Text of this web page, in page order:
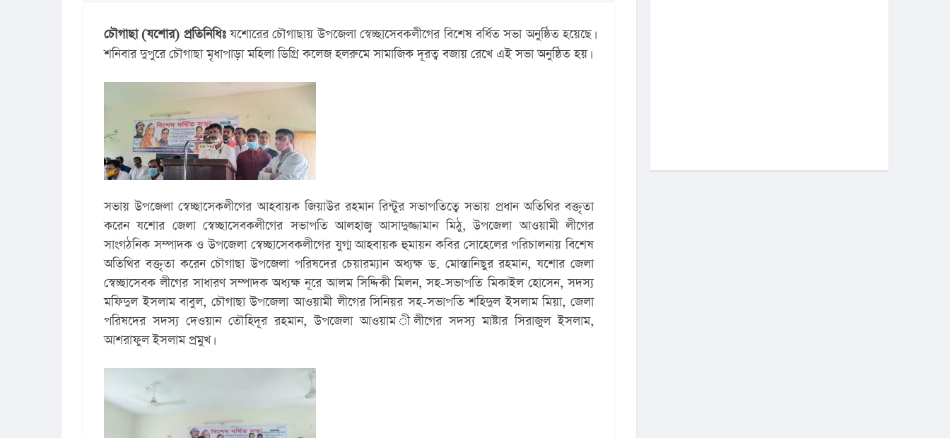
চৌগাছা (যশোর) প্রতিনিধিঃ যশোরের চৌগাছায় উপজেলা স্বেচ্ছাসেবকলীগের বিশেষ বর্ধিত সভা অনুষ্ঠিত হয়েছে।
শনিবার দুপুরে চৌগাছা মৃধাপাড়া মহিলা ডিগ্রি কলেজ হলরুমে সামাজিক দূরত্ব বজায় রেখে এই সভা অনুষ্ঠিত হয়।
সভায় উপজেলা স্বেচ্ছাসেকলীগের আহবায়ক জিয়াউর রহমান রিন্টুর সভাপতিত্বে সভায় প্রধান অতিথির বক্তৃতা
করেন যশোর জেলা স্বেচ্ছাসেবকলীগের সভাপতি আলহাজ্ব আসাদুজ্জামান মিঠু, উপজেলা আওয়ামী লীগের
সাংগঠনিক সম্পাদক ও উপজেলা স্বেচ্ছাসেবকলীগের যুগ্ম আহবায়ক হুমায়ন কবির সোহেলের পরিচালনায় বিশেষ
অতিথির বক্তৃতা করেন চৌগাছা উপজেলা পরিষদের চেয়ারম্যান অধ্যক্ষ ড. মোস্তানিছুর রহমান, যশোর জেলা
স্বেচ্ছাসেবক লীগের সাধারণ সম্পাদক অধ্যক্ষ নূরে আলম সিদ্দিকী মিলন, সহ-সভাপতি মিকাইল হোসেন, সদস্য
মফিদুল ইসলাম বাবুল, চৌগাছা উপজেলা আওয়ামী লীগের সিনিয়র সহ-সভাপতি শহিদুল ইসলাম মিয়া, জেলা
পরিষদের সদস্য দেওয়ান তৌহিদূর রহমান, উপজেলা আওয়াম ীলীগের সদস্য মাষ্টার সিরাজুল ইসলাম,
আশরাফুল ইসলাম প্রমুখ।